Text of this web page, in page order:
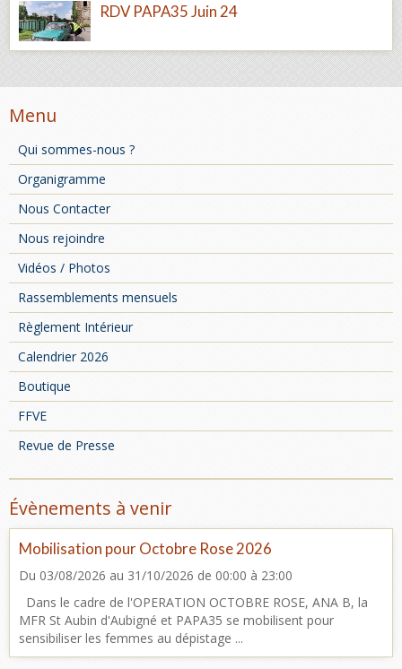
RDV PAPA35 Juin 24
Menu
Qui sommes-nous ?
Organigramme
Nous Contacter
Nous rejoindre
Vidéos / Photos
Rassemblements mensuels
Règlement Intérieur
Calendrier 2026
Boutique
FFVE
Revue de Presse
Évènements à venir
Mobilisation pour Octobre Rose 2026
Du 03/08/2026 au 31/10/2026 de 00:00 à 23:00
Dans le cadre de l'OPERATION OCTOBRE ROSE, ANA B, la
MFR St Aubin d'Aubigné et PAPA35 se mobilisent pour
sensibiliser les femmes au dépistage ...